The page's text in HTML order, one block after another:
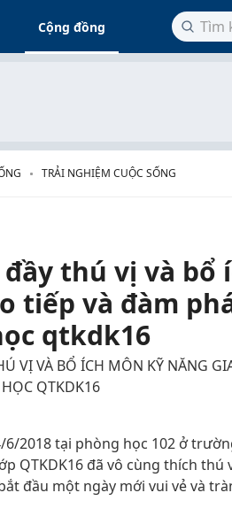
Cộng đồng
TRẢI NGHIỆM CUỘC SỐNG
thú vị và bổ
tiếp và đàm
qtkdk16
VỊ VÀ BỔ ÍCH MÔN KỸ NĂNG
QTKDK16
6/2018 tại phòng học 102 ở
QTKDK16 đã vô cùng thích
đầu một ngày mới vui vẻ và